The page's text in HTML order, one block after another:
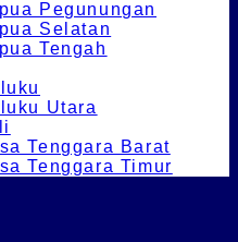
Pegunungan
Selatan
Tengah
Utara
Tenggara Barat
Tenggara Timur